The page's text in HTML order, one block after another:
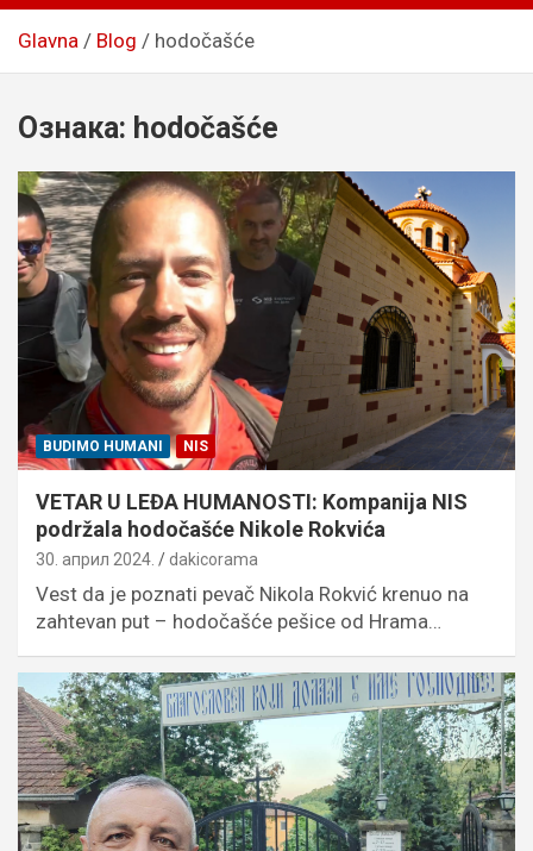
Glavna Blog hodočašće
Ознака: hodočašće
BUDIMO HUMANI NIS
VETAR U LEĐA HUMANOSTI: Kompanija NIS
podržala hodočašće Nikole Rokvića
30. април 2024. dakicorama
Vest da je poznati pevač Nikola Rokvić krenuo na
zahtevan put – hodočašće pešice od Hrama…